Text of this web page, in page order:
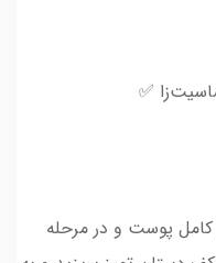
✅
کامل پوست و در مرحله